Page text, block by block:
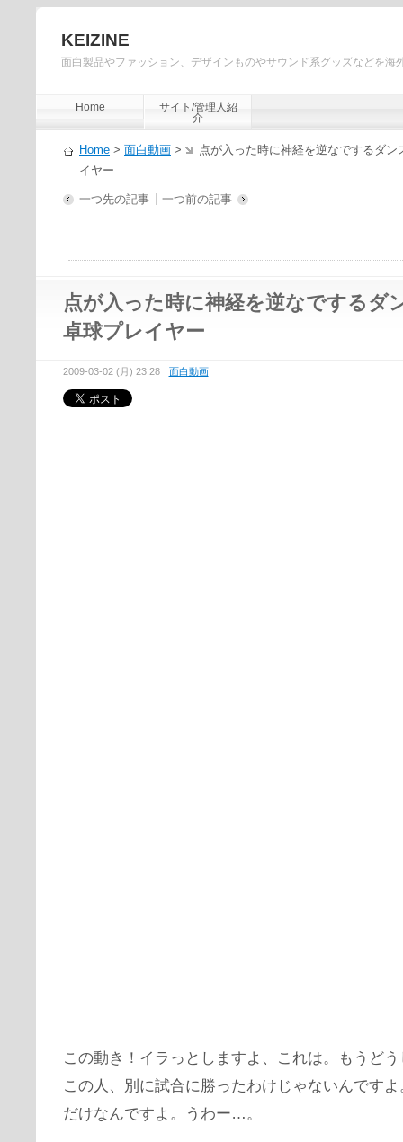
KEIZINE
面白製品やファッション、デザインものやサウンド系グッズなどを海
Home
サイト/管理人紹
介
Home > 面白動画 >
点が入った時に神経を逆なでするダン
イヤー
一つ先の記事 一つ前の記事
点が入った時に神経を逆なでするダ
卓球プレイヤー
2009-03-02 (月) 23:28 面白動画
この動き！イラっとしますよ、これは。もうど
この人、別に試合に勝ったわけじゃないんです
だけなんですよ。うわー…。